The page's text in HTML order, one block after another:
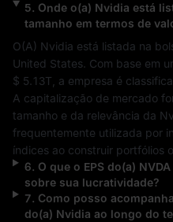
5. Onde o(a) Nvidia está
tamanho em termos de
O(A) Nvidia está listada na
United States
$ 5.13T , a empresa é
A capitalização de mercado
tamanho e da relevância da
frequentemente utilizada por
índices ao construir portfólios
6. O que o EPS do(a) NVDA
sobre sua lucratividade?
7. Como posso
do(a) Nvidia ao longo do